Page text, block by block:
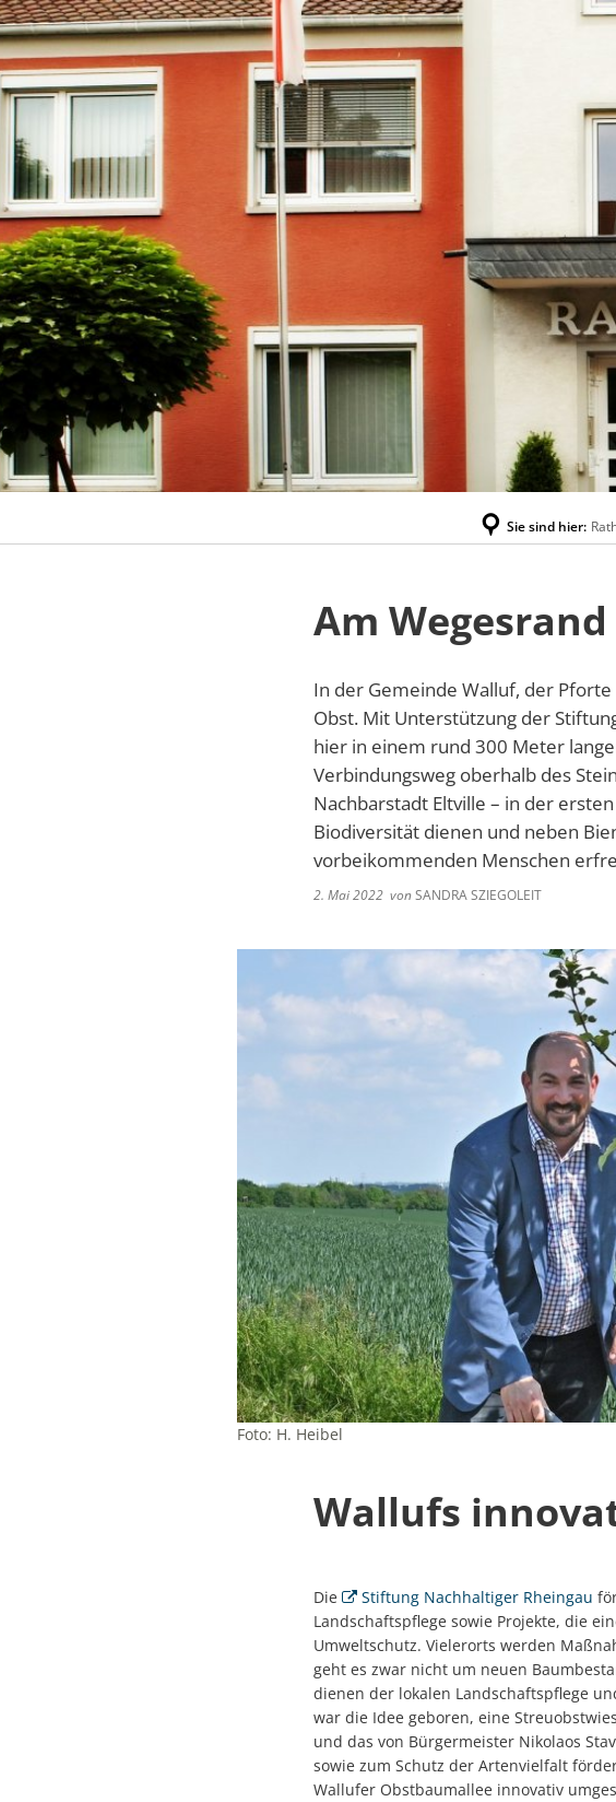
RATHAUS & BÜRGERSERVICE
Sie sind hier:
Am
In der Gemeinde Walluf, der
Obst. Mit Unterstützung der
hier in einem rund 300 Meter
Verbindungsweg oberhalb des
Nachbarstadt Eltville – in der
Biodiversität dienen und neben
vorbeikommenden Menschen
2. Mai 2022 vonSANDRA SZIEGOLEIT
Foto: H. Heibel
Wallufs
Die Stiftung Nachhaltiger Rheingau
Landschaftspflege sowie Projekte, die
Umweltschutz. Vielerorts werden
geht es zwar nicht um neuen
dienen der lokalen Landschaftspflege
war die Idee geboren, eine
und das von Bürgermeister Nikolaos
sowie zum Schutz der Artenvielfalt
Wallufer Obstbaumallee innovativ